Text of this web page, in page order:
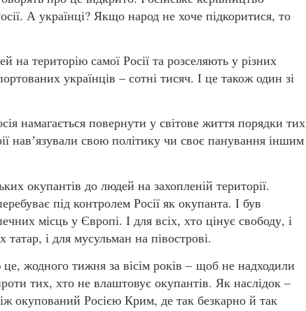
А українці? Якщо народ не хоче підкоритися, то
територію самої Росії та розселяють у різних
українців – сотні тисяч. І це також один зі
намагається повернути у світове життя порядки тих
навʼязували свою політику чи своє панування іншим
окупантів до людей на захопленій території.
під контролем Росії як окупанта. І був
місць у Європі. І для всіх, хто цінує свободу, і
і для мусульман на півострові.
жодного тижня за вісім років – щоб не надходили
тих, хто не влаштовує окупантів. Як наслідок –
окупований Росією Крим, де так безкарно й так